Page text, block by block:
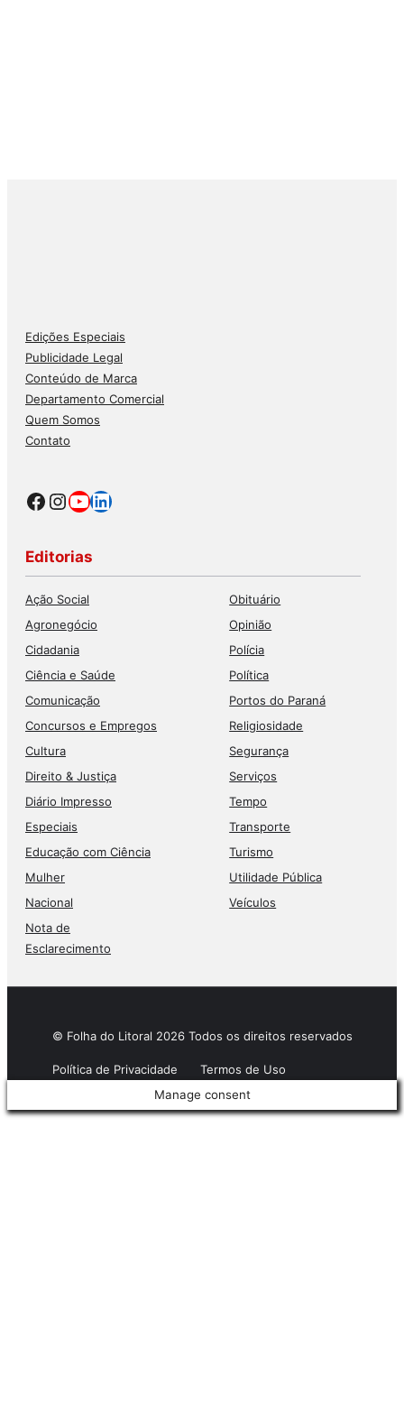
Edições Especiais
Publicidade Legal
Conteúdo de Marca
Departamento Comercial
Quem Somos
Contato
Facebook
Instagram
Youtube
LinkedIn
Editorias
Ação Social
Agronegócio
Cidadania
Ciência e Saúde
Comunicação
Concursos e Empregos
Cultura
Direito & Justiça
Diário Impresso
Especiais
Educação com Ciência
Mulher
Nacional
Nota de
Esclarecimento
Obituário
Opinião
Polícia
Política
Portos do Paraná
Religiosidade
Segurança
Serviços
Tempo
Transporte
Turismo
Utilidade Pública
Veículos
© Folha do Litoral 2026 Todos os direitos reservados
Política de Privacidade
Termos de Uso
Manage consent